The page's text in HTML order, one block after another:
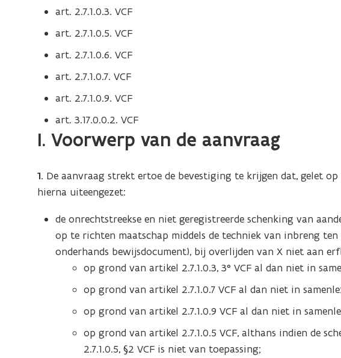
art. 2.7.1.0.3. VCF
art. 2.7.1.0.5. VCF
art. 2.7.1.0.6. VCF
art. 2.7.1.0.7. VCF
art. 2.7.1.0.9. VCF
art. 3.17.0.0.2. VCF
I. Voorwerp van de aanvraag
1. De aanvraag strekt ertoe de bevestiging te krijgen dat, gelet
hierna uiteengezet:
de onrechtstreekse en niet geregistreerde schenking van
op te richten maatschap middels de techniek van inbreng ten
onderhands bewijsdocument), bij overlijden van X niet aan
op grond van artikel 2.7.1.0.3, 3° VCF al dan niet in
op grond van artikel 2.7.1.0.7 VCF al dan niet in
op grond van artikel 2.7.1.0.9 VCF al dan niet in
op grond van artikel 2.7.1.0.5 VCF, althans indien de
2.7.1.0.5, §2 VCF is niet van toepassing;